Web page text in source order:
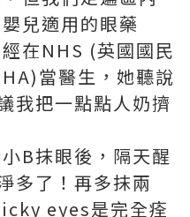
兒適用的眼藥
在NHS (英國國民
當醫生，她聽說
我把一點點人奶擠
B抹眼後，隔天醒
多了！再多抹兩
eyes是完全痊